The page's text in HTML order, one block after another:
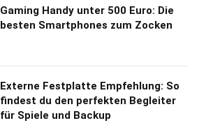
Gaming Handy unter 500 Euro: Die
besten Smartphones zum Zocken
Externe Festplatte Empfehlung: So
findest du den perfekten Begleiter
für Spiele und Backup